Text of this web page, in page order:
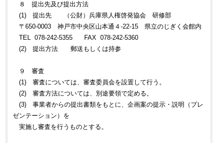
８ 提出先及び提出方法
(1) 提出先 （公財）兵庫県人権啓発協会 研修部
〒650-0003 神戸市中央区山本通４-22-15 県立のじぎく会館内
TEL 078-242-5355 FAX 078-242-5360
(2) 提出方法 郵送もしくは持参
９ 審査
(1) 審査については、審査委員会を設置して行う。
(2) 審査方法については、別途要領で定める。
(3) 事業者からの提出書類をもとに、企画案の提示・説明（プレ
ゼンテーション）を
実施し審査を行うものとする。